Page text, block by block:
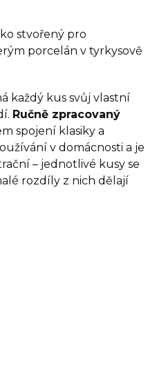
stvořený pro
porcelán v tyrkysově
každý kus svůj vlastní
Ručně zpracovaný
spojení klasiky a
v domácnosti a je
– jednotlivé kusy se
rozdíly z nich dělají